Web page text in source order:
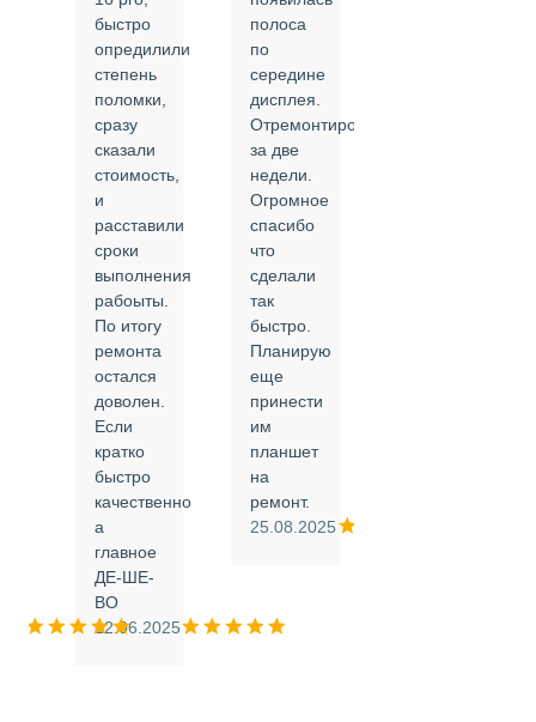
быстро
опредилили
степень
поломки,
сразу
сказали
стоимость,
и
расставили
сроки
выполнения
рабоыты.
По итогу
ремонта
остался
доволен.
Если
кратко
быстро
качественно
а
главное
ДЕ-ШЕ-
ВО
12.06.2025
полоса
по
середине
дисплея.
Отремонтировали
за две
недели.
Огромное
спасибо
что
сделали
так
быстро.
Планирую
еще
принести
им
планшет
на
ремонт.
25.08.2025